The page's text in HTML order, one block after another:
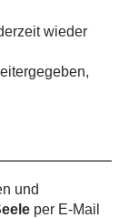
wieder
und
per E-Mail